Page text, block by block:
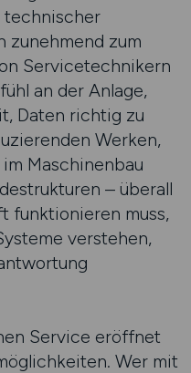
technischer
zunehmend zum
Servicetechnikern
an der Anlage,
Daten richtig zu
Werken,
Maschinenbau
– überall
funktionieren muss,
verstehen,
Service eröffnet
Wer mit